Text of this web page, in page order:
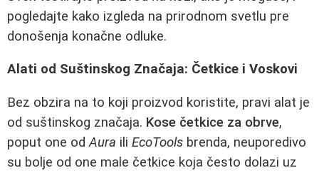
pogledajte kako izgleda na prirodnom svetlu pre
donošenja konačne odluke.
Alati od Suštinskog Značaja: Četkice i Voskovi
Bez obzira na to koji proizvod koristite, pravi alat je
od suštinskog značaja. Kose četkice za obrve,
poput one odAura ili EcoTools brenda, neuporedivo
su bolje od one male četkice koja često dolazi uz